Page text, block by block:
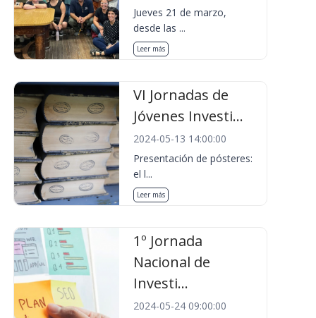
Jueves 21 de marzo,
desde las ...
Leer más
VI Jornadas de
Jóvenes Investi...
2024-05-13 14:00:00
Presentación de pósteres:
el l...
Leer más
1º Jornada
Nacional de
Investi...
2024-05-24 09:00:00